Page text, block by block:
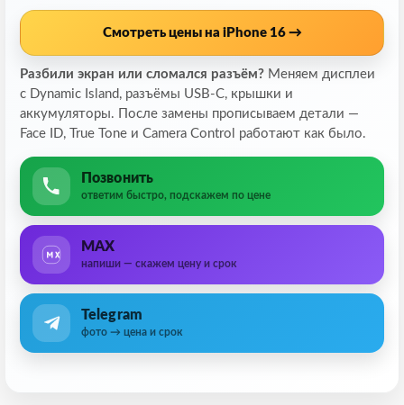
Смотреть цены на iPhone 16 →
Разбили экран или сломался разъём? Меняем дисплеи
с Dynamic Island, разъёмы USB-C, крышки и
аккумуляторы. После замены прописываем детали —
Face ID, True Tone и Camera Control работают как было.
Позвонить
ответим быстро, подскажем по цене
MAX
напиши — скажем цену и срок
Telegram
фото → цена и срок